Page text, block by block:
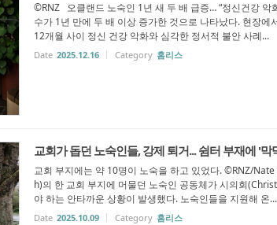
©RNZ 오클랜드 노숙인 1년 새 두 배 급증… “정신건강 악
수가 1년 만에 두 배 이상 증가한 것으로 나타났다. 현장
12개월 사이 정신 건강 악화와 심각한 정서적 불안 사례...
Date 2025.12.16 Category 홈리스
교회가 돕던 노숙인들, 강제 퇴거... 쉼터 부재에 '막
교회 부지에는 약 10명이 노숙을 하고 있었다. ©RNZ/
h)의 한 교회 부지에 머물던 노숙인 공동체가 시의회
야 하는 안타까운 상황이 발생했다. 노숙인들을 지원해 온...
Date 2025.10.09 Category 홈리스